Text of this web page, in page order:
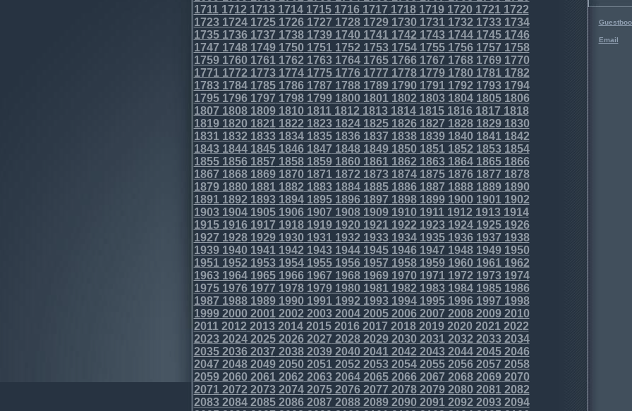
17111712 17131714171517161717 17181719172017211722
17231724172517261727 17281729173017311732 17331734
173517361737 17381739174017411742 1743174417451746
1747 17481749175017511752 17531754175517561757 1758
1759176017611762 17631764176517661767 176817691770
17711772 17731774177517761777 17781779178017811782
17831784178517861787 17881789179017911792 17931794
179517961797 17981799180018011802 1803180418051806
1807 18081809181018111812 18131814181518161817 1818
1819182018211822 18231824182518261827 182818291830
18311832 18331834183518361837 18381839184018411842
18431844184518461847 18481849185018511852 18531854
185518561857 18581859186018611862 1863186418651866
1867 18681869187018711872 18731874187518761877 1878
1879188018811882 18831884188518861887 188818891890
18911892 18931894189518961897 18981899190019011902
19031904190519061907 19081909191019111912 19131914
191519161917 19181919192019211922 1923192419251926
1927 19281929193019311932 19331934193519361937 1938
1939194019411942 19431944194519461947 194819491950
19511952 19531954195519561957 19581959196019611962
19631964196519661967 19681969197019711972 19731974
197519761977 19781979198019811982 1983198419851986
1987 19881989199019911992 19931994199519961997 1998
1999200020012002 20032004200520062007 200820092010
20112012 20132014201520162017 20182019202020212022
20232024202520262027 20282029203020312032 20332034
203520362037 20382039204020412042 2043204420452046
2047 20482049205020512052 20532054205520562057 2058
2059206020612062 20632064206520662067 206820692070
20712072 20732074207520762077 20782079208020812082
20832084208520862087 20882089209020912092 20932094
Email